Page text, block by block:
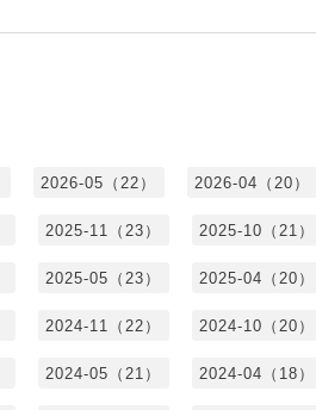
2026-05（22） 2026-04（20）
2025-11（23） 2025-10（21）
2025-05（23） 2025-04（20）
2024-11（22） 2024-10（20）
2024-05（21） 2024-04（18）